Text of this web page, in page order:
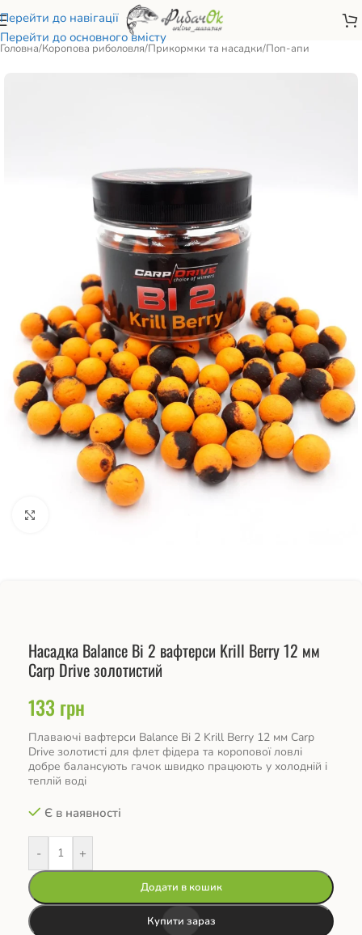
Перейти до навігації
Перейти до основного вмісту
Головна/Коропова риболовля/Прикормки та насадки/Поп-апи
Натисніть, щоб збільшити
Насадка Balance Bi 2 вафтерси Krill Berry 12 мм
Carp Drive золотистий
133 грн
Плаваючі вафтерси Balance Bi 2 Krill Berry 12 мм Carp
Drive золотисті для флет фідера та коропової ловлі
добре балансують гачок швидко працюють у холодній і
теплій воді
Є в наявності
- +
Додати в кошик
Купити зараз